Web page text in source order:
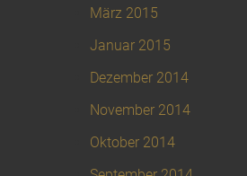
März 2015
Januar 2015
Dezember 2014
November 2014
Oktober 2014